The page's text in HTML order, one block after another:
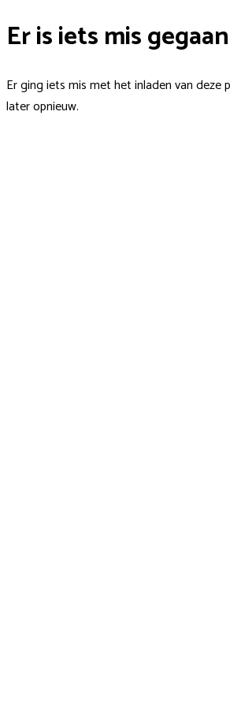
Er is iets mis gegaan
Er ging iets mis met het inladen van deze
later opnieuw.